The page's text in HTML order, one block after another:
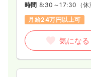
時間 8:30～17:30 （
月給24万円以上可
気になる